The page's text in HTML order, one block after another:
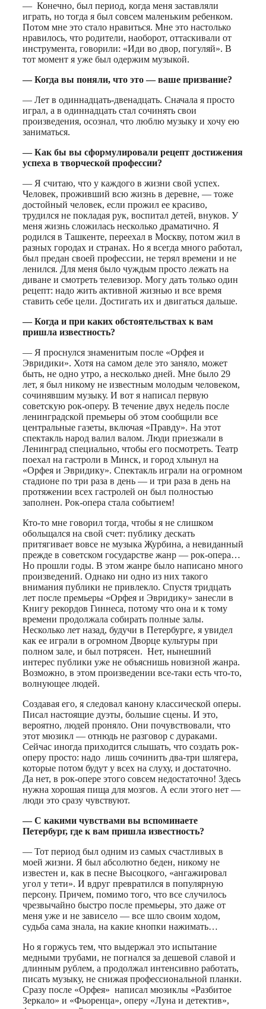
— Конечно, был период, когда меня заставляли
играть, но тогда я был совсем маленьким ребенком.
Потом мне это стало нравиться. Мне это настолько
нравилось, что родители, наоборот, оттаскивали от
инструмента, говорили: «Иди во двор, погуляй». В
тот момент я уже был одержим музыкой.
— Когда вы поняли, что это — ваше призвание?
— Лет в одиннадцать-двенадцать. Сначала я просто
играл, а в одиннадцать стал сочинять свои
произведения, осознал, что люблю музыку и хочу ею
заниматься.
— Как бы вы сформулировали рецепт достижения
успеха в творческой профессии?
— Я считаю, что у каждого в жизни свой успех.
Человек, проживший всю жизнь в деревне, — тоже
достойный человек, если прожил ее красиво,
трудился не покладая рук, воспитал детей, внуков. У
меня жизнь сложилась несколько драматично. Я
родился в Ташкенте, переехал в Москву, потом жил в
разных городах и странах. Но я всегда много работал,
был предан своей профессии, не терял времени и не
ленился. Для меня было чуждым просто лежать на
диване и смотреть телевизор. Могу дать только один
рецепт: надо жить активной жизнью и все время
ставить себе цели. Достигать их и двигаться дальше.
— Когда и при каких обстоятельствах к вам
пришла известность?
— Я проснулся знаменитым после «Орфея и
Эвридики». Хотя на самом деле это заняло, может
быть, не одно утро, а несколько дней. Мне было 29
лет, я был никому не известным молодым человеком,
сочинявшим музыку. И вот я написал первую
советскую рок-оперу. В течение двух недель после
ленинградской премьеры об этом сообщили все
центральные газеты, включая «Правду». На этот
спектакль народ валил валом. Люди приезжали в
Ленинград специально, чтобы его посмотреть. Театр
поехал на гастроли в Минск, и город хлынул на
«Орфея и Эвридику». Спектакль играли на огромном
стадионе по три раза в день — и три раза в день на
протяжении всех гастролей он был полностью
заполнен. Рок-опера стала событием!
Кто-то мне говорил тогда, чтобы я не слишком
обольщался на свой счет: публику дескать
притягивает вовсе не музыка Журбина, а невиданный
прежде в советском государстве жанр — рок-опера…
Но прошли годы. В этом жанре было написано много
произведений. Однако ни одно из них такого
внимания публики не привлекло. Спустя тридцать
лет после премьеры «Орфея и Эвридику» занесли в
Книгу рекордов Гиннеса, потому что она и к тому
времени продолжала собирать полные залы.
Несколько лет назад, будучи в Петербурге, я увидел
как ее играли в огромном Дворце культуры при
полном зале, и был потрясен. Нет, нынешний
интерес публики уже не объяснишь новизной жанра.
Возможно, в этом произведении все-таки есть что-то,
волнующее людей.
Создавая его, я следовал канону классической оперы.
Писал настоящие дуэты, большие сцены. И это,
вероятно, людей проняло. Они почувствовали, что
этот мюзикл — отнюдь не разговор с дураками.
Сейчас иногда приходится слышать, что создать рок-
оперу просто: надо лишь сочинить два-три шлягера,
которые потом будут у всех на слуху, и достаточно.
Да нет, в рок-опере этого совсем недостаточно! Здесь
нужна хорошая пища для мозгов. А если этого нет —
люди это сразу чувствуют.
— С какими чувствами вы вспоминаете
Петербург, где к вам пришла известность?
— Тот период был одним из самых счастливых в
моей жизни. Я был абсолютно беден, никому не
известен и, как в песне Высоцкого, «ангажировал
угол у тети». И вдруг превратился в популярную
персону. Причем, помимо того, что все случилось
чрезвычайно быстро после премьеры, это даже от
меня уже и не зависело — все шло своим ходом,
судьба сама знала, на какие кнопки нажимать…
Но я горжусь тем, что выдержал это испытание
медными трубами, не погнался за дешевой славой и
длинным рублем, а продолжал интенсивно работать,
писать музыку, не снижая профессиональной планки.
Сразу после «Орфея» написал мюзиклы «Разбитое
Зеркало» и «Фьоренца», оперу «Луна и детектив»,